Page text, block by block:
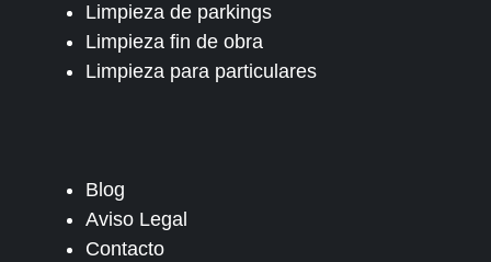
Limpieza de parkings
Limpieza fin de obra
Limpieza para particulares
Blog
Aviso Legal
Contacto